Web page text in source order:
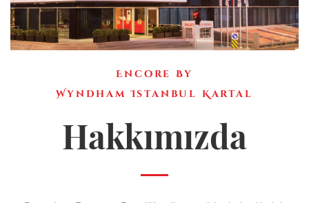
Encore By
Wyndham Istanbul Kartal
Hakkımızda